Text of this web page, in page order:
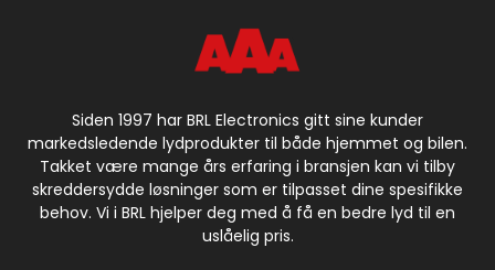
Siden 1997 har BRL Electronics gitt sine kunder
markedsledende lydprodukter til både hjemmet og bilen.
Takket være mange års erfaring i bransjen kan vi tilby
skreddersydde løsninger som er tilpasset dine spesifikke
behov. Vi i BRL hjelper deg med å få en bedre lyd til en
uslåelig pris.